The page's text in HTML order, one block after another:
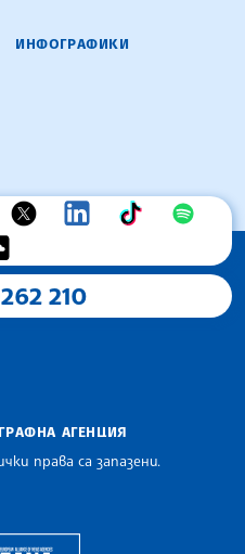
ИНФОГРАФИКИ
210
АГЕНЦИЯ
права са запазени.
of the Balkan News Agencies